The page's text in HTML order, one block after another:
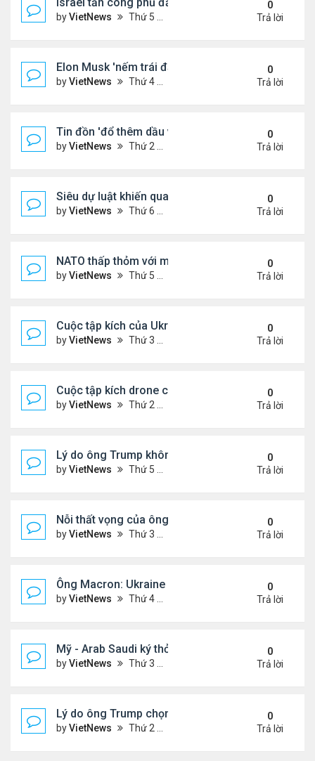
byVietNews Thứ 5 Tháng 6 12, 2025 5:28 pm
0
Trả lời
Elon Musk 'nếm trái đắng' khi rạn nứt với ông
byVietNews Thứ 4 Tháng 6 11, 2025 5:53 pm
0
Trả lời
Tin đồn 'đổ thêm dầu vào lửa' biểu tình ở Los
byVietNews Thứ 2 Tháng 6 09, 2025 5:54 pm
0
Trả lời
Siêu dự luật khiến quan hệ Trump - Musk tan vỡ
byVietNews Thứ 6 Tháng 6 06, 2025 4:57 pm
0
Trả lời
NATO thấp thỏm với mối đe dọa từ drone sát thủ
byVietNews Thứ 5 Tháng 6 05, 2025 5:51 pm
0
Trả lời
Cuộc tập kích của Ukraine khó làm suy yếu 'mưa
byVietNews Thứ 3 Tháng 6 03, 2025 5:55 pm
0
Trả lời
Cuộc tập kích drone có thể thay đổi quy tắc chiến
byVietNews Thứ 2 Tháng 6 02, 2025 5:41 pm
0
Trả lời
Lý do ông Trump không muốn áp lệnh trừng phạt
byVietNews Thứ 5 Tháng 5 29, 2025 8:32 am
0
Trả lời
Nỗi thất vọng của ông Trump với nỗ lực chấm dứt
byVietNews Thứ 3 Tháng 5 27, 2025 6:13 pm
0
Trả lời
Ông Macron: Ukraine biết không thể giành lại
byVietNews Thứ 4 Tháng 5 14, 2025 3:54 pm
0
Trả lời
Mỹ - Arab Saudi ký thỏa thuận vũ khí 142 tỷ USD
byVietNews Thứ 3 Tháng 5 13, 2025 3:19 pm
0
Trả lời
Lý do ông Trump chọn vùng Vịnh làm nơi đầu tiên
byVietNews Thứ 2 Tháng 5 12, 2025 4:00 pm
0
Trả lời